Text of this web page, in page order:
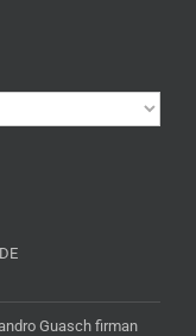
Guasch firman